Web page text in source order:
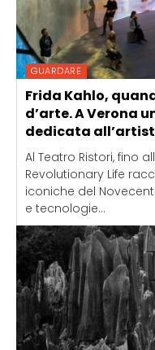
GUARDARE
Frida Kahlo,
d’arte. A Verona
dedicata
Al Teatro Ristori, fino
Revolutionary Life
iconiche del
e tecnologie...